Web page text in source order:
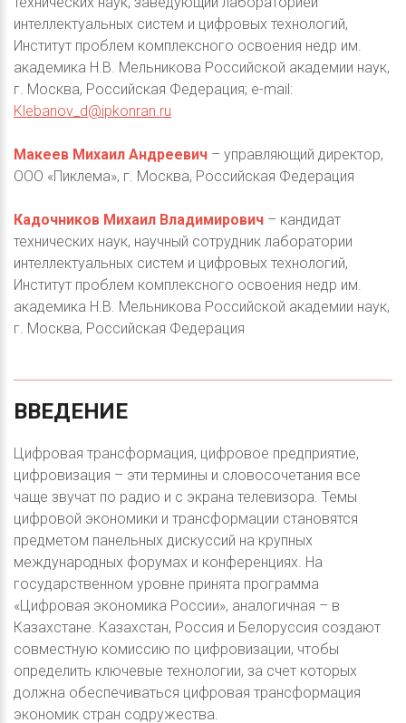
интеллектуальных систем и цифровых технологий,
Институт проблем комплексного освоения недр им.
академика Н.В. Мельникова Российской академии наук,
г. Москва, Российская Федерация; e-mail:
Klebanov_d@ipkonran.ru
Макеев Михаил Андреевич – управляющий директор,
ООО «Пиклема», г. Москва, Российская Федерация
Кадочников Михаил Владимирович – кандидат
технических наук, научный сотрудник лаборатории
интеллектуальных систем и цифровых технологий,
Институт проблем комплексного освоения недр им.
академика Н.В. Мельникова Российской академии наук,
г. Москва, Российская Федерация
ВВЕДЕНИЕ
Цифровая трансформация, цифровое предприятие,
цифровизация – эти термины и словосочетания все
чаще звучат по радио и с экрана телевизора. Темы
цифровой экономики и трансформации становятся
предметом панельных дискуссий на крупных
международных форумах и конференциях. На
государственном уровне принята программа
«Цифровая экономика России», аналогичная – в
Казахстане. Казахстан, Россия и Белоруссия создают
совместную комиссию по цифровизации, чтобы
определить ключевые технологии, за счет которых
должна обеспечиваться цифровая трансформация
экономик стран содружества.